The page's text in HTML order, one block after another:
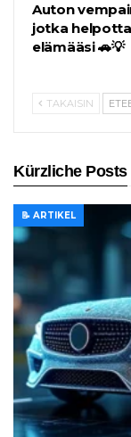
Auton
jotka
elämääsi 🚗💡
TAKAISIN
Kürzliche Posts
📝 ARTIKEL